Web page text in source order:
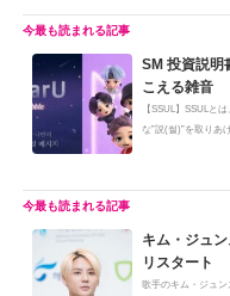
SM 投資説明
こえる雑音
【SSUL】SSULと
な”説(썰)”を取りあ
キム・ジュ
リスタート
歌手のキム・ジュ